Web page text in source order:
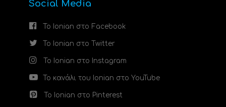
Social Media
Το Ionian στο Facebook
Το Ionian στο Twitter
Το Ionian στο Instagram
Το κανάλι του Ionian στο YouTube
Το Ionian στο Pinterest